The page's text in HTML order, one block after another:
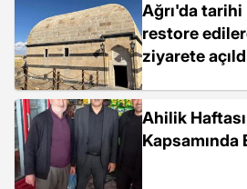
Ağrı'da
restore
ziyarete
Ahilik